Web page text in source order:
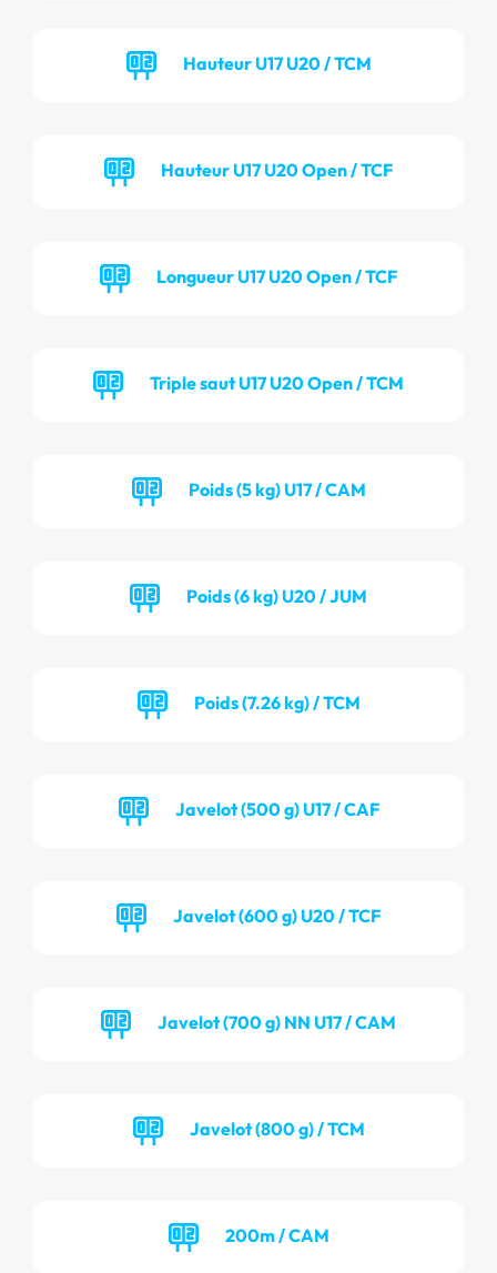
Hauteur U17 U20 / TCM
Hauteur U17 U20 Open / TCF
Longueur U17 U20 Open / TCF
Triple saut U17 U20 Open / TCM
Poids (5 kg) U17 / CAM
Poids (6 kg) U20 / JUM
Poids (7.26 kg) / TCM
Javelot (500 g) U17 / CAF
Javelot (600 g) U20 / TCF
Javelot (700 g) NN U17 / CAM
Javelot (800 g) / TCM
200m / CAM